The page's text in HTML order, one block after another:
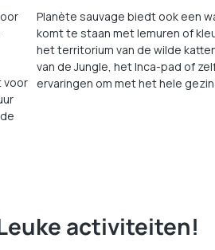
voor
Planète sauvage biedt ook een
komt te staan met lemuren of
het territorium van de wilde
van de Jungle, het Inca-pad of
ervaringen om met het hele
activiteiten!